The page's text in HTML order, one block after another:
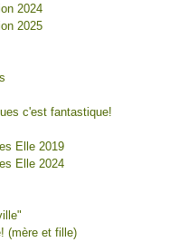
2024
2025
c'est fantastique!
Elle 2019
Elle 2024
(mère et fille)